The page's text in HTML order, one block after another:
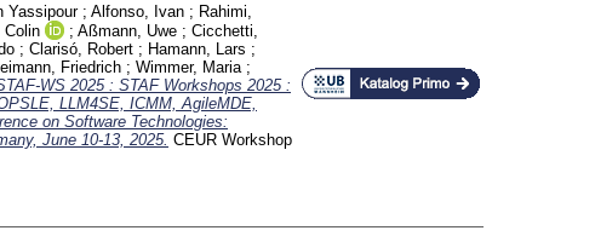
Yassipour; Alfonso, Ivan ; Rahimi,
Colin ; Aßmann, Uwe ; Cicchetti,
; Clarisó, Robert ; Hamann, Lars ;
Friedrich ; Wimmer, Maria ;
WS 2025 : STAF Workshops 2025 :
LLM4SE, ICMM, AgileMDE,
on Software Technologies:
June 10-13, 2025. CEUR Workshop